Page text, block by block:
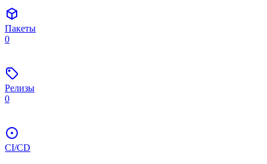
Пакеты
0
Релизы
0
CI/CD